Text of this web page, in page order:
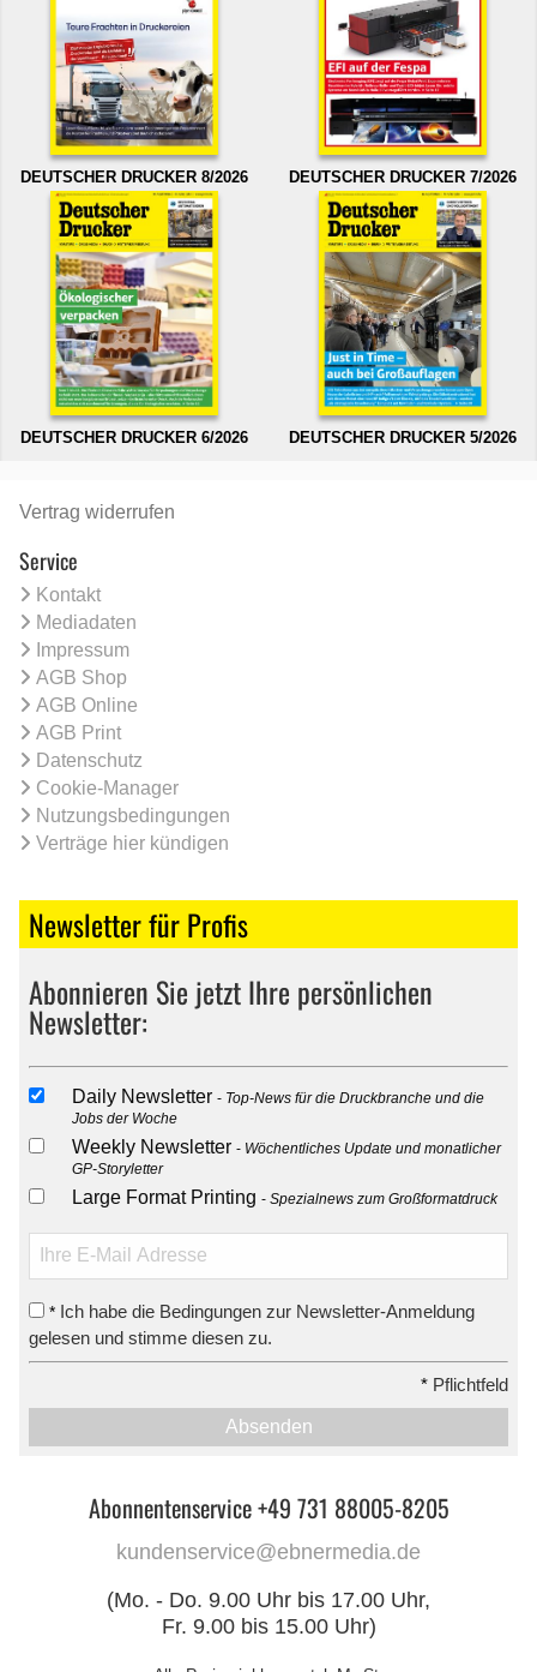
DEUTSCHER DRUCKER 8/2026 DEUTSCHER DRUCKER 7/2026
DEUTSCHER DRUCKER 6/2026 DEUTSCHER DRUCKER 5/2026
Vertrag widerrufen
Service
Kontakt
Mediadaten
Impressum
AGB Shop
AGB Online
AGB Print
Datenschutz
Cookie-Manager
Nutzungsbedingungen
Verträge hier kündigen
Newsletter für Profis
Abonnieren Sie jetzt Ihre persönlichen
Newsletter:
Daily Newsletter
Top-News für die Druckbranche und die
Jobs der Woche
Weekly Newsletter
Wöchentliches Update und monatlicher
GP-Storyletter
Large Format Printing Spezialnews zum Großformatdruck
* Ich habe die Bedingungen zur Newsletter-Anmeldung
gelesen und stimme diesen zu.
* Pflichtfeld
Absenden
Abonnentenservice +49 731 88005-8205
kundenservice@ebnermedia.de
(Mo. - Do. 9.00 Uhr bis 17.00 Uhr,
Fr. 9.00 bis 15.00 Uhr)